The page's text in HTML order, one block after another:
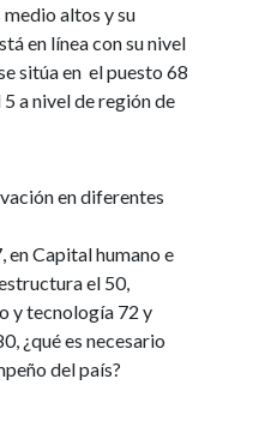
altos y su
en línea con su nivel
sitúa en el puesto 68
a nivel de región de
en diferentes
en Capital humano e
el 50,
y tecnología 72 y
¿qué es necesario
del país?